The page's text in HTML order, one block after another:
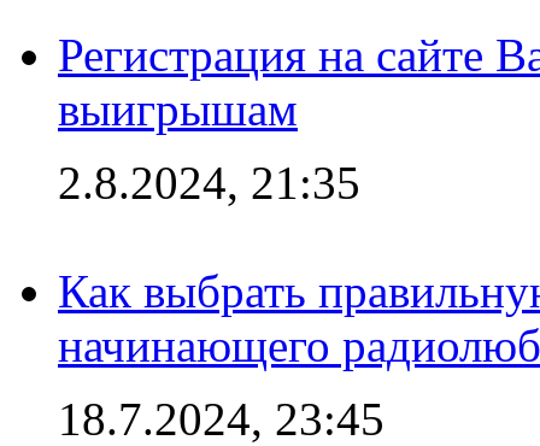
Регистрация на сайте
выигрышам
2.8.2024, 21:35
Как выбрать
начинающего
18.7.2024, 23:45